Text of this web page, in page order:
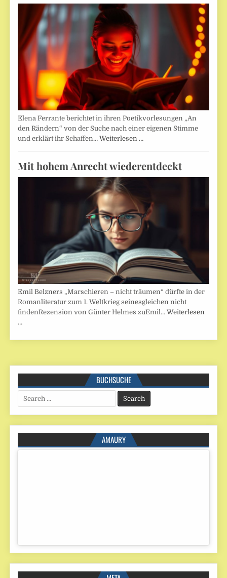
Elena Ferrante berichtet in ihren Poetikvorlesungen „An
den Rändern“ von der Suche nach einer eigenen Stimme
und erklärt ihr Schaffen…Weiterlesen …
Mit hohem Anrecht wiederentdeckt
Emil Belzners „Marschieren – nicht träumen“ dürfte in der
Romanliteratur zum 1. Weltkrieg seinesgleichen nicht
findenRezension von Günter Helmes zuEmil…Weiterlesen
…
BUCHSUCHE
Search
for:
AMAURY